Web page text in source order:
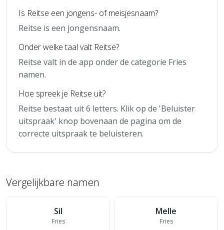
Is Reitse een jongens- of meisjesnaam?
Reitse is een jongensnaam.
Onder welke taal valt Reitse?
Reitse valt in de app onder de categorie Fries
namen.
Hoe spreek je Reitse uit?
Reitse bestaat uit 6 letters. Klik op de 'Beluister
uitspraak' knop bovenaan de pagina om de
correcte uitspraak te beluisteren.
Vergelijkbare namen
Sil
Fries
Melle
Fries